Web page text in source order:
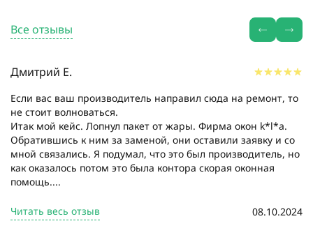
Все отзывы
Дмитрий Е.
Если вас ваш производитель направил сюда на ремонт, то
не стоит волноваться.
Итак мой кейс. Лопнул пакет от жары. Фирма окон k*l*a.
Обратившись к ним за заменой, они оставили заявку и со
мной связались. Я подумал, что это был производитель, но
как оказалось потом это была контора скорая оконная
помощь....
Читать весь отзыв 08.10.2024